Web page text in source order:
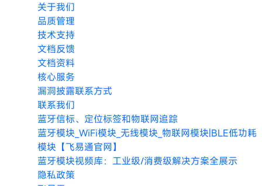
关于我们
品质管理
技术支持
文档反馈
文档资料
核心服务
漏洞披露联系方式
联系我们
蓝牙信标、定位标签和物联网追踪
蓝牙模块_WiFi模块_无线模块_物联网模块|BLE低功耗
模块【飞易通官网】
蓝牙模块视频库：工业级/消费级解决方案全展示
隐私政策